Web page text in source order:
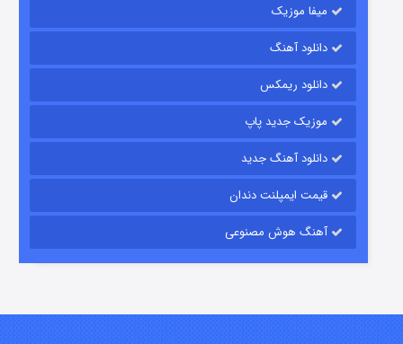
قسمت۱۵ (دوبله) منتشر شد
میفا موزیک
دانلود آهنگ
دانلود ریمکس
موزیک جدید پاپ
دانلود آهنگ جدید
قیمت ایمپلنت دندان
آهنگ هوش مصنوعی